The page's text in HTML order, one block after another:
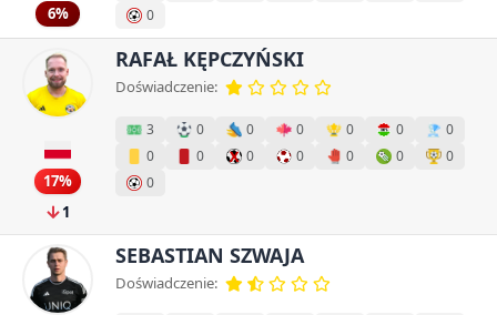
6%
0
17%
1
RAFAŁ KĘPCZYŃSKI
Doświadczenie:
3 0 0 0 0 0
0
0
0 0 0 0 0
0
0
SEBASTIAN SZWAJA
Doświadczenie: